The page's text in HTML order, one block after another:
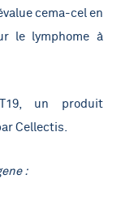
cema-cel en
le lymphome à
un produit
Cellectis.
: